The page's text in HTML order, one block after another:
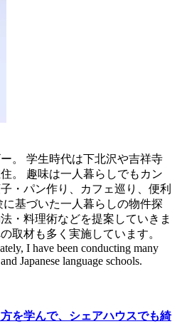
。 学生時代は下北沢や吉祥寺
。 趣味は一人暮らしでもカン
・パン作り、カフェ巡り、便利
基づいた一人暮らしの物件探
・料理術などを提案していきま
取材も多く実施しています。
I have been conducting many
Japanese language schools.
を学んで、シェアハウスでも綺